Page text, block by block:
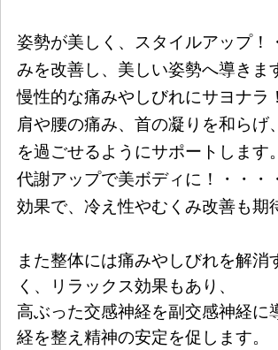
姿勢が美しく、スタイルアップ！
みを改善し、美しい姿勢へ導きま
慢性的な痛みやしびれにサヨナラ
肩や腰の痛み、首の凝りを和らげ
を過ごせるようにサポートします。
代謝アップで美ボディに！・・・
効果で、冷え性やむくみ改善も期
また整体には痛みやしびれを解消
く、リラックス効果もあり、
高ぶった交感神経を副交感神経に
経を整え精神の安定を促します。